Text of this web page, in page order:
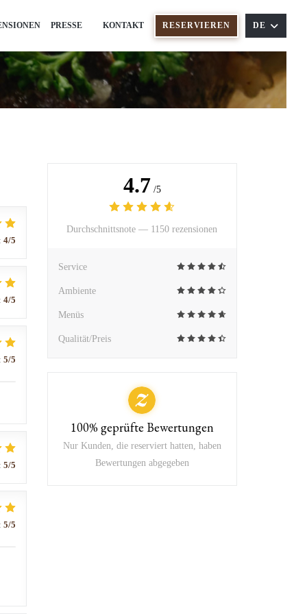
PRESSE KONTAKT RESERVIEREN DE
4/5
4/5
5/5
5/5
5/5
4.7 /5
Durchschnittsnote — 1150 rezensionen
Service
Ambiente
Menüs
Qualität/Preis
100% geprüfte Bewertungen
Nur Kunden, die reserviert hatten, haben
Bewertungen abgegeben